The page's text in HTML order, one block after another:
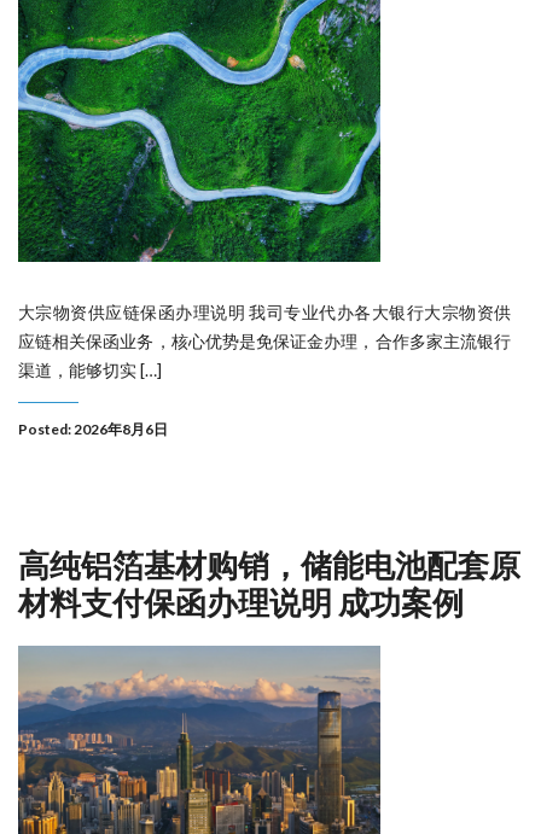
大宗物资供应链保函办理说明 我司专业代办各大银行大宗物资供
应链相关保函业务，核心优势是免保证金办理，合作多家主流银行
渠道，能够切实 […]
Posted: 2026年8月6日
高纯铝箔基材购销，储能电池配套原
材料支付保函办理说明 成功案例